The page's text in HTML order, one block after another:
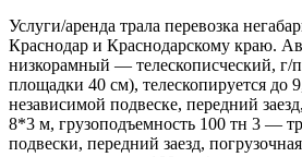
Услуги/аренда трала перевозка
Краснодар и Краснодарскому краю.
низкорамный — телескописческий, г/
площадки 40 см), телескопируется до
независимой подвеске, передний
8*3 м, грузоподъемность 100 тн 3 —
подвески, передний заезд,